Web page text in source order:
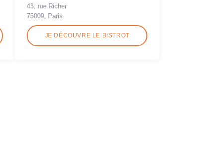
43, rue Richer
75009, Paris
JE DÉCOUVRE LE BISTROT